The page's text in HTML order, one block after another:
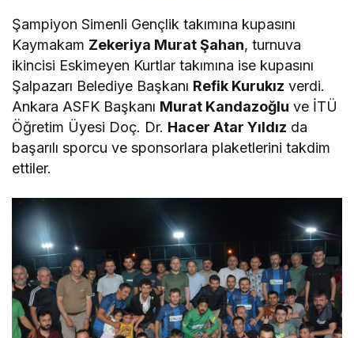
Şampiyon Simenli Gençlik takımına kupasını
Kaymakam Zekeriya Murat Şahan, turnuva
ikincisi Eskimeyen Kurtlar takımına ise kupasını
Şalpazarı Belediye Başkanı Refik Kurukız verdi.
Ankara ASFK Başkanı Murat Kandazoğlu ve İTÜ
Öğretim Üyesi Doç. Dr. Hacer Atar Yıldız da
başarılı sporcu ve sponsorlara plaketlerini takdim
ettiler.